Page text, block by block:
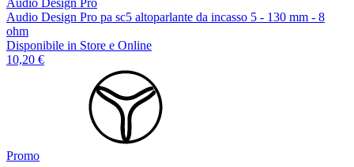
Audio Design Pro
Audio Design Pro pa sc5 altoparlante da incasso 5 - 130 mm - 8
ohm
Disponibile in Store e Online
10,20 €
Promo